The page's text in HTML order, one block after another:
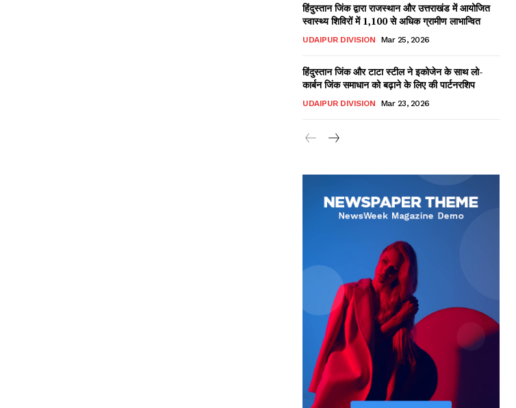
हिंदुस्तान जिंक द्वारा राजस्थान और उत्तराखंड में आयोजित
स्वास्थ्य शिविरों में 1,100 से अधिक ग्रामीण लाभान्वित
UDAIPUR DIVISION Mar 25, 2026
हिंदुस्तान जिंक और टाटा स्टील ने इकोजेन के साथ लो-
कार्बन जिंक समाधान को बढ़ाने के लिए की पार्टनरशिप
UDAIPUR DIVISION Mar 23, 2026